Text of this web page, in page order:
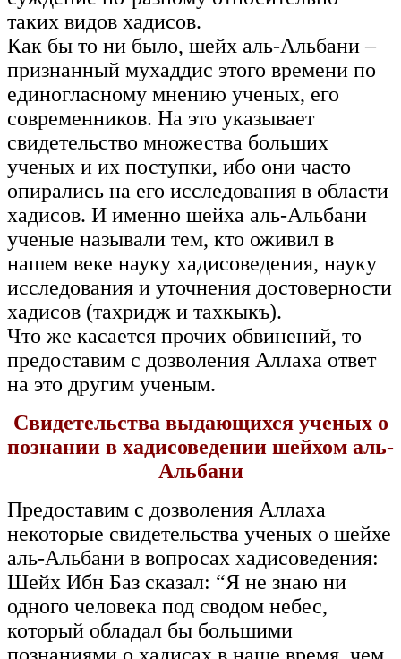
таких видов хадисов.
Как бы то ни было, шейх аль-Альбани –
признанный мухаддис этого времени по
единогласному мнению ученых, его
современников. На это указывает
свидетельство множества больших
ученых и их поступки, ибо они часто
опирались на его исследования в области
хадисов. И именно шейха аль-Альбани
ученые называли тем, кто оживил в
нашем веке науку хадисоведения, науку
исследования и уточнения достоверности
хадисов (тахридж и тахкыкъ).
Что же касается прочих обвинений, то
предоставим с дозволения Аллаха ответ
на это другим ученым.
Свидетельства выдающихся ученых о
познании в хадисоведении шейхом аль-
Альбани
Предоставим с дозволения Аллаха
некоторые свидетельства ученых о шейхе
аль-Альбани в вопросах хадисоведения:
Шейх Ибн Баз сказал: “Я не знаю ни
одного человека под сводом небес,
который обладал бы большими